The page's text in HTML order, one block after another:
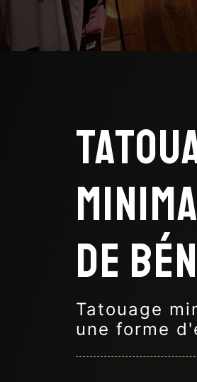
de
Tatouage
une forme